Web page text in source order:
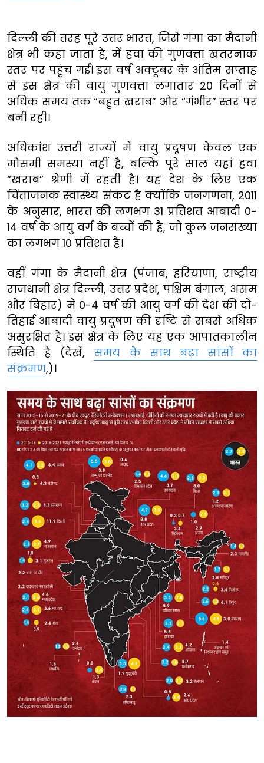
दिल्ली की तरह पूरे उत्तर भारत, जिसे गंगा का मैदानी
क्षेत्र भी कहा जाता है, में हवा की गुणवत्ता खतरनाक
स्तर पर पहुंच गई। इस वर्ष अक्टूबर के अंतिम सप्ताह
से इस क्षेत्र की वायु गुणवत्ता लगातार 20 दिनों से
अधिक समय तक “बहुत खराब” और “गंभीर” स्तर पर
बनी रही।
अधिकांश उत्तरी राज्यों में वायु प्रदूषण केवल एक
मौसमी समस्या नहीं है, बल्कि पूरे साल यहां हवा
“खराब” श्रेणी में रहती है। यह देश के लिए एक
चिंताजनक स्वास्थ्य संकट है क्योंकि जनगणना, 2011
के अनुसार, भारत की लगभग 31 प्रतिशत आबादी 0-
14 वर्ष के आयु वर्ग के बच्चों की है, जो कुल जनसंख्या
का लगभग 10 प्रतिशत है।
वहीं गंगा के मैदानी क्षेत्र (पंजाब, हरियाणा, राष्ट्रीय
राजधानी क्षेत्र दिल्ली, उत्तर प्रदेश, पश्चिम बंगाल, असम
और बिहार) में 0-4 वर्ष की आयु वर्ग की देश की दो-
तिहाई आबादी वायु प्रदूषण की दृष्टि से सबसे अधिक
असुरक्षित है। इस क्षेत्र के लिए यह एक आपातकालीन
स्थिति है (देखें,समय के साथ बढ़ा सांसों का
संक्रमण,)।